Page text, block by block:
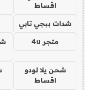
اقساط
شدات ببجي تابي
متجر 4u
شحن يلا لودو
اقساط